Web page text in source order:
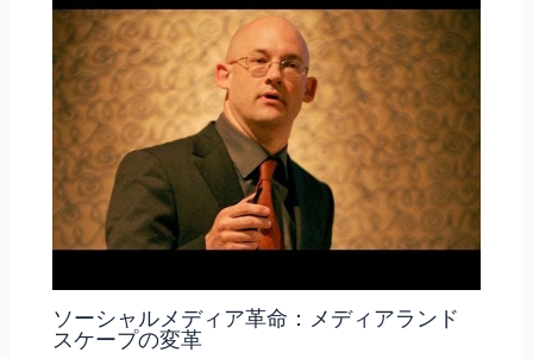
ソーシャルメディア革命：メディアランド
スケープの変革